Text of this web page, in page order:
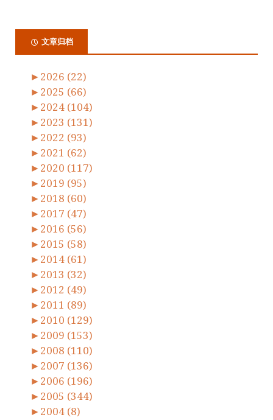
文章归档
► 2026 (22)
► 2025 (66)
► 2024 (104)
► 2023 (131)
► 2022 (93)
► 2021 (62)
► 2020 (117)
► 2019 (95)
► 2018 (60)
► 2017 (47)
► 2016 (56)
► 2015 (58)
► 2014 (61)
► 2013 (32)
► 2012 (49)
► 2011 (89)
► 2010 (129)
► 2009 (153)
► 2008 (110)
► 2007 (136)
► 2006 (196)
► 2005 (344)
► 2004 (8)